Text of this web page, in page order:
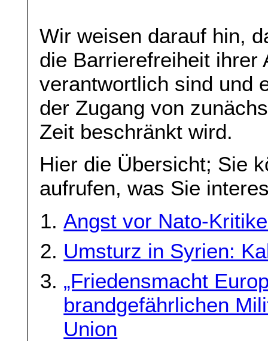
Wir weisen darauf hin,
die Barrierefreiheit ihrer
verantwortlich sind und
der Zugang von
Zeit beschränkt wird.
Hier die Übersicht; Sie
aufrufen, was Sie
Angst vor Nato-
Umsturz in Syrien:
„Friedensmacht
brandgefährlichen
Union